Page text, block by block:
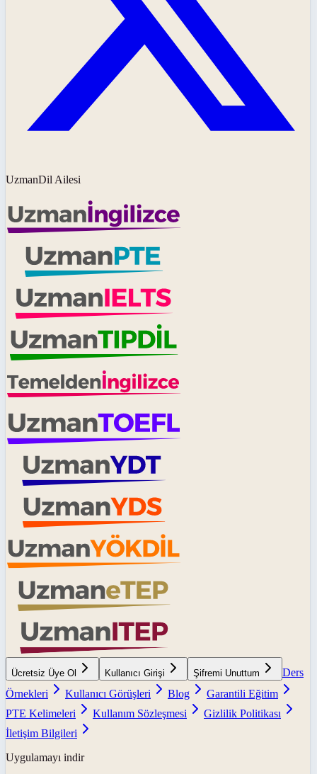
UzmanDil Ailesi
Ücretsiz Üye Ol Kullanıcı Girişi Şifremi Unuttum
Ders
Örnekleri
Kullanıcı Görüşleri Blog
Garantili Eğitim
PTE Kelimeleri
Kullanım Sözleşmesi
Gizlilik Politikası
İletişim Bilgileri
Uygulamayı indir